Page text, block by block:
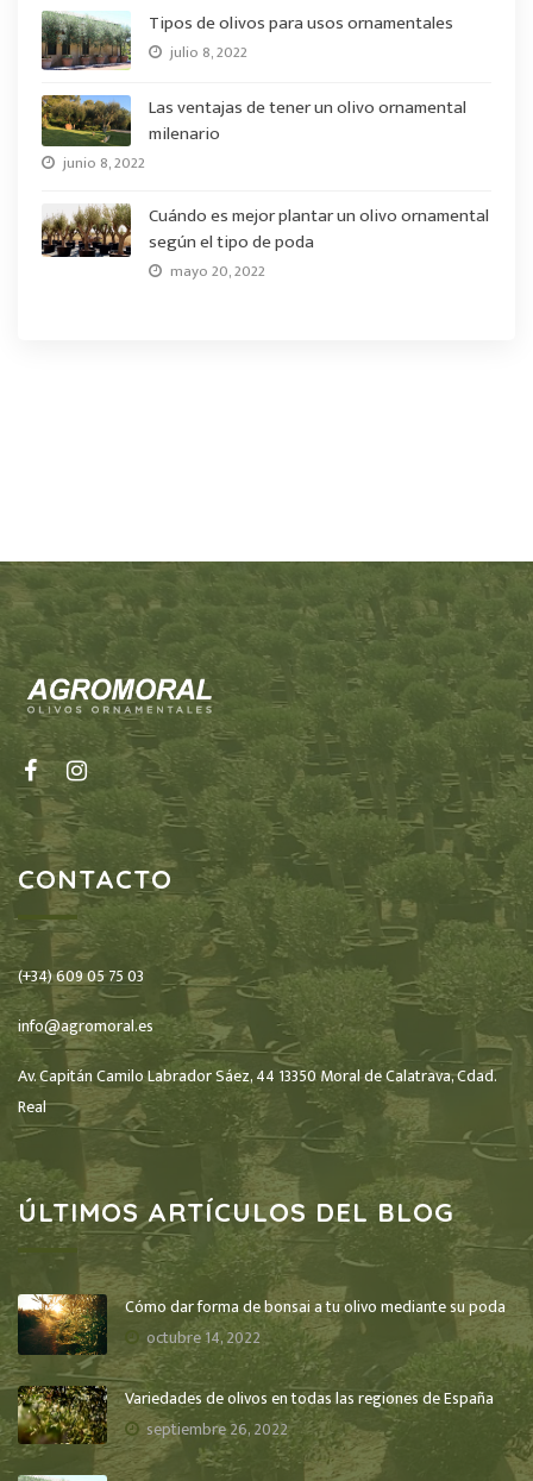
Tipos de olivos para usos ornamentales
julio 8, 2022
Las ventajas de tener un olivo ornamental
milenario
junio 8, 2022
Cuándo es mejor plantar un olivo ornamental
según el tipo de poda
mayo 20, 2022
CONTACTO
(+34) 609 05 75 03
info@agromoral.es
Av. Capitán Camilo Labrador Sáez, 44 13350 Moral de Calatrava, Cdad.
Real
ÚLTIMOS ARTÍCULOS DEL BLOG
Cómo dar forma de bonsai a tu olivo mediante su poda
octubre 14, 2022
Variedades de olivos en todas las regiones de España
septiembre 26, 2022